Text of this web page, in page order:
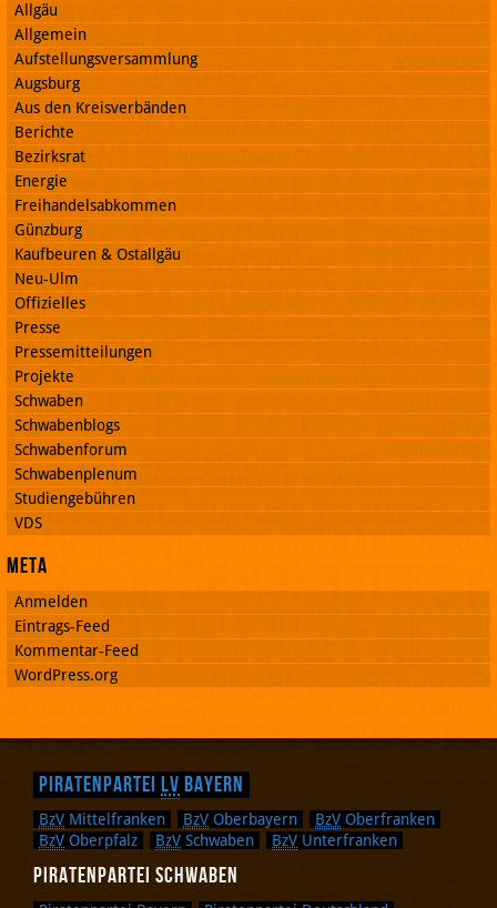
Allgäu
Allgemein
Aufstellungsversammlung
Augsburg
Aus den Kreisverbänden
Berichte
Bezirksrat
Energie
Freihandelsabkommen
Günzburg
Kaufbeuren & Ostallgäu
Neu-Ulm
Offizielles
Presse
Pressemitteilungen
Projekte
Schwaben
Schwabenblogs
Schwabenforum
Schwabenplenum
Studiengebühren
VDS
Meta
Anmelden
Eintrags-Feed
Kommentar-Feed
WordPress.org
Piratenpartei LV Bayern
BzV Mittelfranken BzV Oberbayern BzV Oberfranken
BzV Oberpfalz BzV Schwaben BzV Unterfranken
Piratenpartei Schwaben